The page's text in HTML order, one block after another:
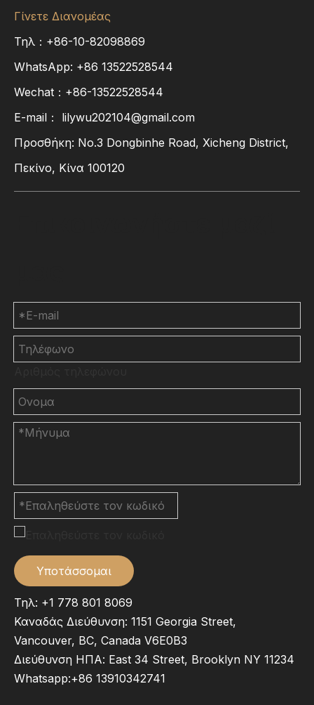
Γίνετε Διανομέας
Τηλ：+86-10-82098869
WhatsApp: +86 13522528544
Wechat：+86-13522528544
E-mail： lilywu202104@gmail.com
Προσθήκη: No.3 Dongbinhe Road, Xicheng District,
Πεκίνο, Κίνα 100120
Υποτάσσομαι
Τηλ: +1 778 801 8069
Καναδάς Διεύθυνση: 1151 Georgia Street,
Vancouver, BC, Canada V6E0B3
Διεύθυνση ΗΠΑ: East 34 Street, Brooklyn NY 11234
Whatsapp:+86 13910342741